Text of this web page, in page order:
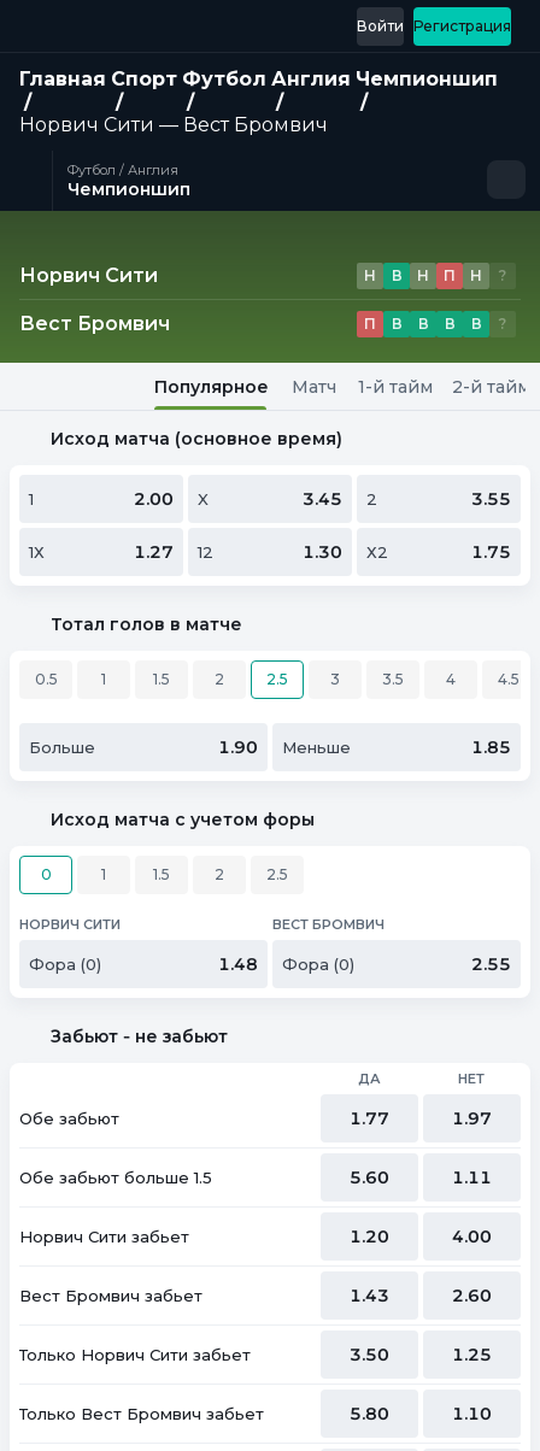
Регистрация
Войти
Главная Спорт Футбол Англия Чемпионшип
Норвич Сити — Вест Бромвич
Футбол / Англия
Чемпионшип
Матч
Норвич Сити
Вест Бромвич
Н В Н П Н ?
П В В В В ?
Популярное Матч 1-й тайм 2-й тайм
Исход матча (основное время)
1 2.00 X 3.45 2 3.55
1Х 1.27 12 1.30 Х2 1.75
Тотал голов в матче
0.5 1 1.5 2 2.5 3 3.5 4 4.5
Больше 1.90 Меньше 1.85
Исход матча с учетом форы
0 1 1.5 2 2.5
НОРВИЧ СИТИ ВЕСТ БРОМВИЧ
Фора (0) 1.48 Фора (0) 2.55
Забьют ‑ не забьют
ДА НЕТ
Обе забьют 1.77 1.97
Обе забьют больше 1.5 5.60 1.11
Норвич Сити забьет 1.20 4.00
Вест Бромвич забьет 1.43 2.60
Только Норвич Сити забьет 3.50 1.25
Только Вест Бромвич забьет 5.80 1.10